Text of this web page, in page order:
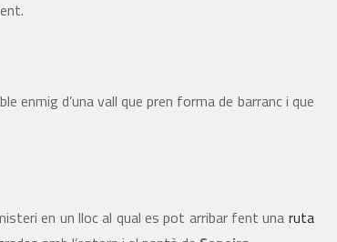
enmig d’una vall que pren forma de barranc i que
en un lloc al qual es pot arribar fent una ruta